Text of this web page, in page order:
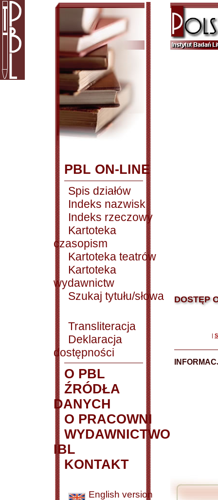
PBL ON-LINE
Spis działów
Indeks nazwisk
Indeks rzeczowy
Kartoteka
czasopism
Kartoteka teatrów
Kartoteka
wydawnictw
Szukaj tytułu/słowa
Transliteracja
Deklaracja
dostępności
O PBL
ŹRÓDŁA
DANYCH
O PRACOWNI
WYDAWNICTWO
IBL
KONTAKT
English version
DOSTĘP
|